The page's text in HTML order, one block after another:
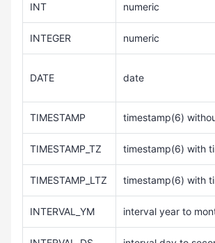
INT numeric
INTEGER numeric
DATE date
TIMESTAMP timestamp(6)
TIMESTAMP_TZ timestamp(6) with
TIMESTAMP_LTZ timestamp(6) with
INTERVAL_YM interval year to